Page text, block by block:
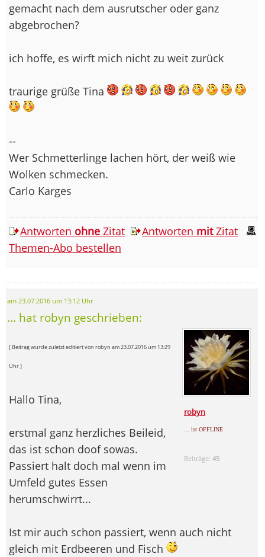
gemacht nach dem ausrutscher oder ganz
abgebrochen?
ich hoffe, es wirft mich nicht zu weit zurück
traurige grüße Tina
--
Wer Schmetterlinge lachen hört, der weiß wie
Wolken schmecken.
Carlo Karges
Antworten ohne Zitat Antworten mitZitat
Themen-Abo bestellen
am 23.07.2016 um 13:12 Uhr
... hat robyn geschrieben:
robyn
... ist OFFLINE
Beiträge:45
[ Beitrag wurde zuletzt editiert von robyn am 23.07.2016 um 13:29
Uhr ]
Hallo Tina,
erstmal ganz herzliches Beileid,
das ist schon doof sowas.
Passiert halt doch mal wenn im
Umfeld gutes Essen
herumschwirrt...
Ist mir auch schon passiert, wenn auch nicht
gleich mit Erdbeeren und Fisch